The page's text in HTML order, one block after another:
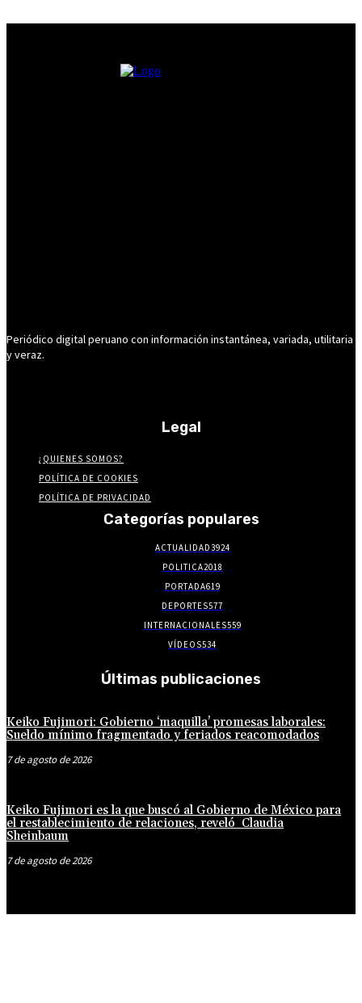
Periódico digital peruano con información instantánea, variada, utilitaria
y veraz.
Legal
¿QUIENES SOMOS?
POLÍTICA DE COOKIES
POLÍTICA DE PRIVACIDAD
Categorías populares
ACTUALIDAD3924
POLITICA2018
PORTADA619
DEPORTES577
INTERNACIONALES559
VÍDEOS534
Últimas publicaciones
Keiko Fujimori: Gobierno ‘maquilla’ promesas laborales:
Sueldo mínimo fragmentado y feriados reacomodados
7 de agosto de 2026
Keiko Fujimori es la que buscó al Gobierno de México para
el restablecimiento de relaciones, reveló Claudia
Sheinbaum
7 de agosto de 2026